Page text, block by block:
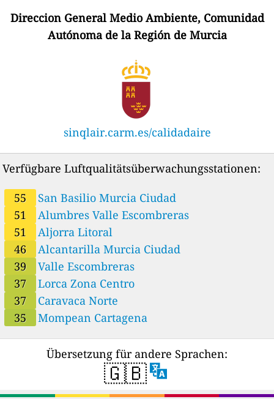
Direccion General Medio Ambiente, Comunidad
Autónoma de la Región de Murcia
sinqlair.carm.es/calidadaire
Verfügbare Luftqualitätsüberwachungsstationen:
55
San Basilio Murcia Ciudad
51
Alumbres Valle Escombreras
51
Aljorra Litoral
46
Alcantarilla Murcia Ciudad
39
Valle Escombreras
37
Lorca Zona Centro
37
Caravaca Norte
35
Mompean Cartagena
Übersetzung für andere Sprachen:
🇬🇧